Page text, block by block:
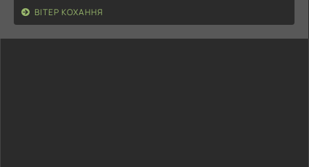
ВІТЕР КОХАННЯ